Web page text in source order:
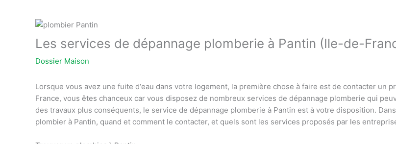
Les services de dépannage plomberie à Pantin (Ile-de-
Dossier Maison
Lorsque vous avez une fuite d‘eau dans votre logement, la première chose à faire est de contacter un
France, vous êtes chanceux car vous disposez de nombreux services de dépannage plomberie qui peu
des travaux plus conséquents, le service de dépannage plomberie à Pantin est à votre disposition. Dans
plombier à Pantin, quand et comment le contacter, et quels sont les services proposés par les entre